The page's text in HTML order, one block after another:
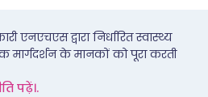
एनएचएस द्वारा निर्धारित स्वास्थ्य
मार्गदर्शन के मानकों को पूरा करती
पढ़ें।.